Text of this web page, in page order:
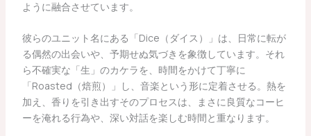
ように融合させています。
彼らのユニット名にある「Dice（ダイス）」は、日常に転が
る偶然の出会いや、予期せぬ気づきを象徴しています。それ
ら不確実な「生」のカケラを、時間をかけて丁寧に
「Roasted（焙煎）」し、音楽という形に定着させる。熱を
加え、香りを引き出すそのプロセスは、まさに良質なコーヒ
ーを淹れる行為や、深い対話を楽しむ時間と重なります。